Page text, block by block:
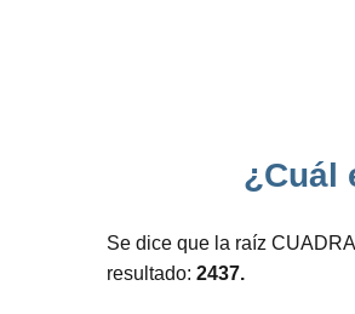
¿Cuál
Se dice que la raíz
resultado: 2437.